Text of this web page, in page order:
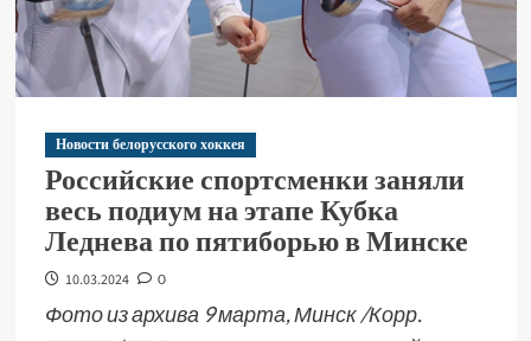
Новости белорусского хоккея
Российские спортсменки заняли
весь подиум на этапе Кубка
Леднева по пятиборью в Минске
10.03.2024 0
Фото из архива 9 марта, Минск /Корр.